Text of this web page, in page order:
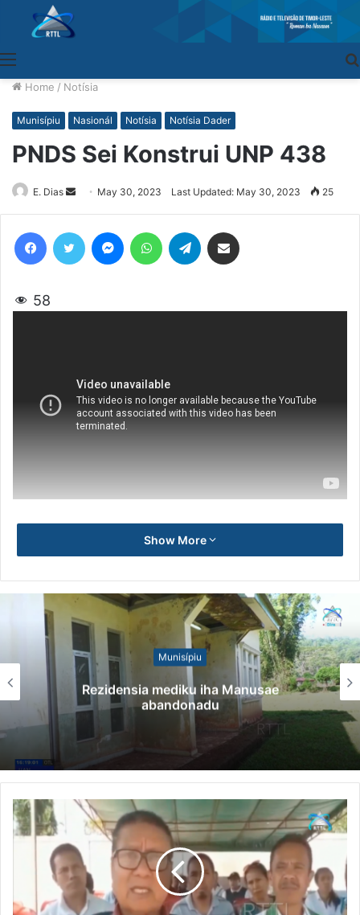
Home / Notísia
Munisípiu Nasionál Notísia Notísia Dader
PNDS Sei Konstrui UNP 438
E. Dias
Send
an
May 30, 2023 Last Updated: May 30, 2023 25
58
Show More
Munisípiu
Rezidensia mediku iha Manusae
abandonadu